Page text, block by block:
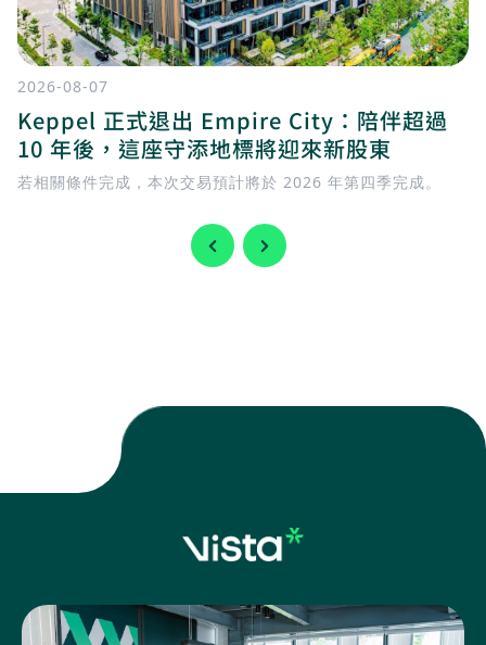
2026-08-07
Keppel 正式退出 Empire City：陪伴超過
10 年後，這座守添地標將迎來新股東
若相關條件完成，本次交易預計將於 2026 年第四季完成。